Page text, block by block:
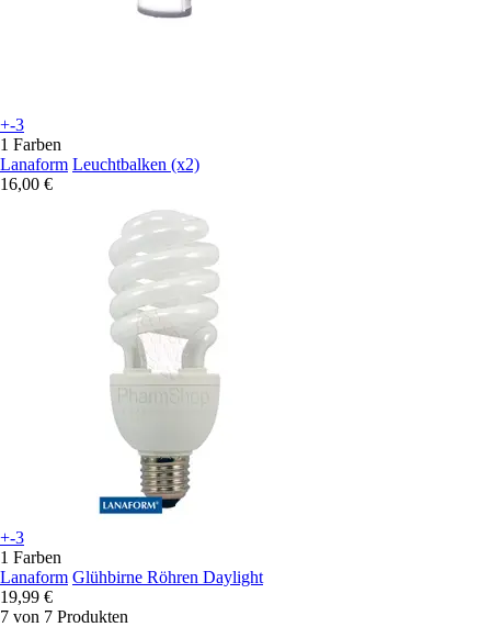
+-3
1 Farben
Lanaform Leuchtbalken (x2)
16,00 €
+-3
1 Farben
Lanaform Glühbirne Röhren Daylight
19,99 €
7 von 7 Produkten